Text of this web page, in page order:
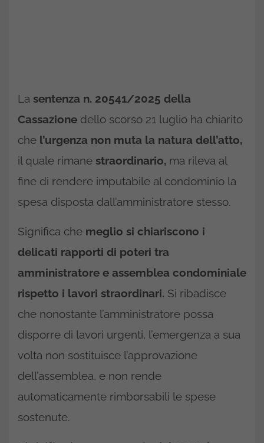
La sentenza n. 20541/2025 della
Cassazione dello scorso 21 luglio ha chiarito
che l’urgenza non muta la natura dell’atto,
il quale rimane straordinario, ma rileva al
fine di rendere imputabile al condominio la
spesa disposta dall’amministratore stesso.
Significa che meglio si chiariscono i
delicati rapporti di poteri tra
amministratore e assemblea condominiale
rispetto i lavori straordinari. Si ribadisce
che nonostante l’amministratore possa
disporre di lavori urgenti, l’emergenza a sua
volta non sostituisce l’approvazione
dell’assemblea, e non rende
automaticamente rimborsabili le spese
sostenute.